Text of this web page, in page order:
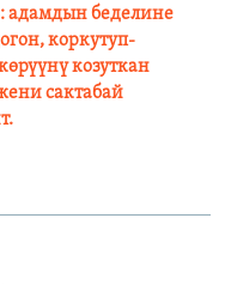
адамдын беделине
коркутуп-
козуткан
сактабай